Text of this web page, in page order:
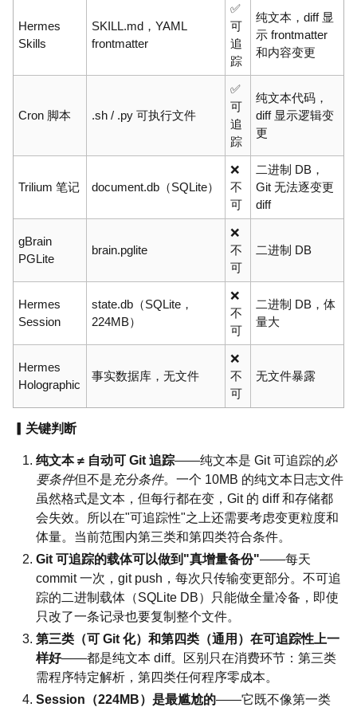
Hermes
Skills
SKILL.md，YAML
frontmatter
✅
可
追
踪
纯文本，diff 显
示 frontmatter
和内容变更
Cron 脚本 .sh / .py 可执行文件
✅
可
追
踪
纯文本代码，
diff 显示逻辑变
更
Trilium 笔记 document.db（SQLite）
❌
不
可
二进制 DB，
Git 无法逐变更
diff
gBrain
PGLite
brain.pglite
❌
不
可
二进制 DB
Hermes
Session
state.db（SQLite，
224MB）
❌
不
可
二进制 DB，体
量大
Hermes
Holographic
事实数据库，无文件
❌
不
可
无文件暴露
▎关键判断
纯文本 ≠ 自动可 Git 追踪——纯文本是 Git 可追踪的必
要条件但不是 充分条件。一个 10MB 的纯文本日志文件
虽然格式是文本，但每行都在变，Git 的 diff 和存储都
会失效。所以在"可追踪性"之上还需要考虑变更粒度和
体量。当前范围内第三类和第四类符合条件。
Git 可追踪的载体可以做到"真增量备份"——每天
commit 一次，git push，每次只传输变更部分。不可追
踪的二进制载体（SQLite DB）只能做全量冷备，即使
只改了一条记录也要复制整个文件。
第三类（可 Git 化）和第四类（通用）在可追踪性上一
样好——都是纯文本 diff。区别只在消费环节：第三类
需程序特定解析，第四类任何程序零成本。
Session（224MB）是最尴尬的——它既不像第一类